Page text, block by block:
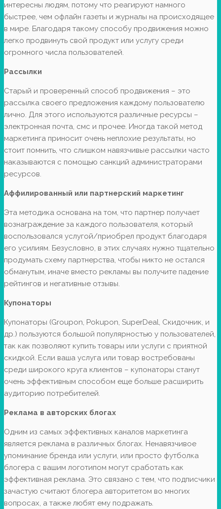
интересны людям, потому что реагируют намного
быстрее, чем офлайн газеты и журналы на происходящее
в мире. Благодаря такому способу продвижения можно
легко продвинуть свой продукт или услугу среди
огромного числа пользователей.
Рассылки
Старый и проверенный способ продвижения – это
рассылка своего предложения каждому пользователю
лично. Для этого используются различные ресурсы –
электронная почта, смс и прочее. Иногда такой метод
маркетинга приносит очень неплохие результаты, но
стоит помнить, что слишком навязчивые рассылки часто
наказываются с помощью санкций администраторами
ресурсов.
Аффилированный или партнерский маркетинг
Эта методика основана на том, что партнер получает
вознаграждение за каждого пользователя, который
воспользовался услугой/приобрел продукт благодаря
его усилиям. Безусловно, в этих случаях нужно тщательно
продумать схему партнерства, чтобы никто не остался
обманутым, иначе вместо рекламы вы получите падение
рейтингов и негативные отзывы.
Купонаторы
Купонаторы (Groupon, Pokupon, SuperDeal, Скидочник, и
др.) пользуются большой популярностью у пользователей,
так как позволяют купить товары или услуги с приятной
скидкой. Если ваша услуга или товар востребованы
среди широкого круга клиентов – купонаторы станут
очень эффективным способом еще больше расширить
аудиторию потребителей.
Реклама в авторских блогах
Одним из самых эффективных каналов маркетинга
является реклама в различных блогах. Ненавязчивое
упоминание бренда или услуги, или просто футболка
блогера с вашим логотипом могут сработать как
эффективная реклама. Это связано с тем, что подписчики
зачастую считают блогера авторитетом во многих
вопросах, а также любят ему подражать.